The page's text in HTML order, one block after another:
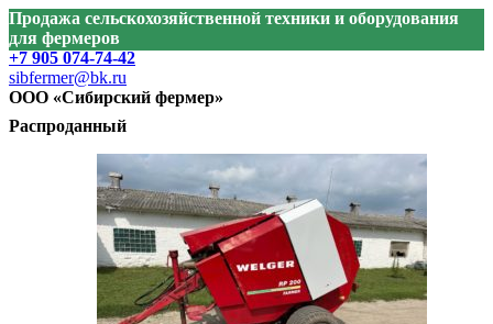
Продажа сельскохозяйственной техники и оборудования
для фермеров
+7 905 074-74-42
sibfermer@bk.ru
ООО «Сибирский фермер»
Распроданный